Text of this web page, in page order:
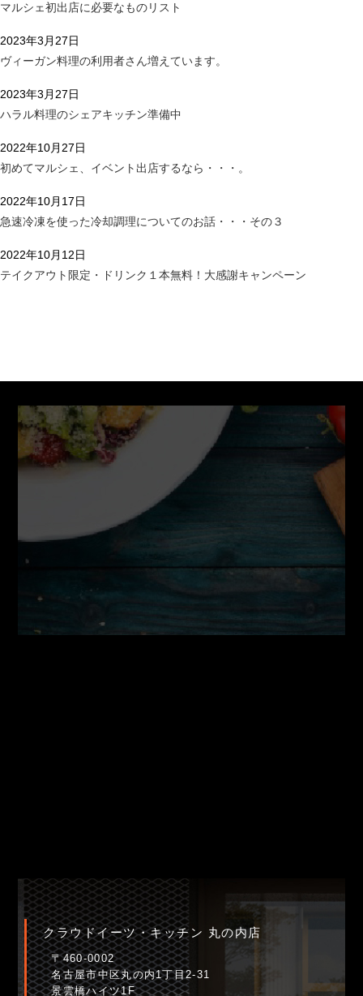
マルシェ初出店に必要なものリスト
ヴィーガン料理の利用者さん増えています。
2023年3月27日
ハラル料理のシェアキッチン準備中
2023年3月27日
初めてマルシェ、イベント出店するなら・・・。
2022年10月27日
急速冷凍を使った冷却調理についてのお話・・・その３
2022年10月17日
テイクアウト限定・ドリンク１本無料！大感謝キャンペーン
2022年10月12日
クラウドイーツ・キッチン 丸の内店
〒460-0002
名古屋市中区丸の内1丁目2-31
景雲橋ハイツ1F